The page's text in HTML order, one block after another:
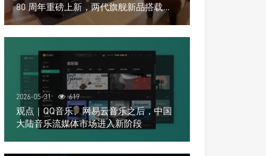
80 周年重磅上新，两代旗舰新品搭载硬
核配置音质再升级
2026-05-31 619
观点｜QQ音乐、网易云音乐之后，中国
大陆音乐流媒体市场进入新阶段